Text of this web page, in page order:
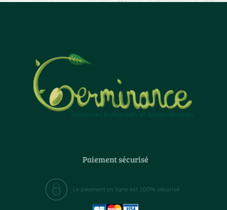
Paiement sécurisé
Le paiement en ligne est 100% sécurisé